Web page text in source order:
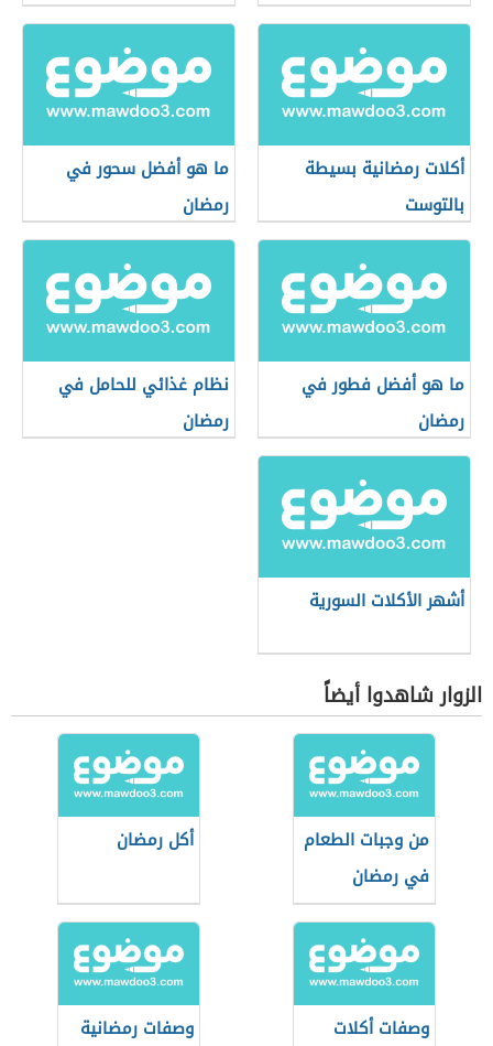
أكلات رمضانية بسيطة
بالتوست
ما هو أفضل سحور في
رمضان
ما هو أفضل فطور في
رمضان
نظام غذائي للحامل في
رمضان
أشهر الأكلات السورية
الزوار شاهدوا أيضاً
من وجبات الطعام
في رمضان
أكل رمضان
وصفات أكلات
وصفات رمضانية